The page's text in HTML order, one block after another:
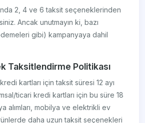
2, 4 ve 6 taksit seçeneklerinden
Ancak unutmayın ki, bazı
gibi) kampanyaya dahil
Taksitlendirme Politikası
kartları için taksit süresi 12 ayı
ticari kredi kartları için bu süre 18
alımları, mobilya ve elektrikli ev
daha uzun taksit seçenekleri